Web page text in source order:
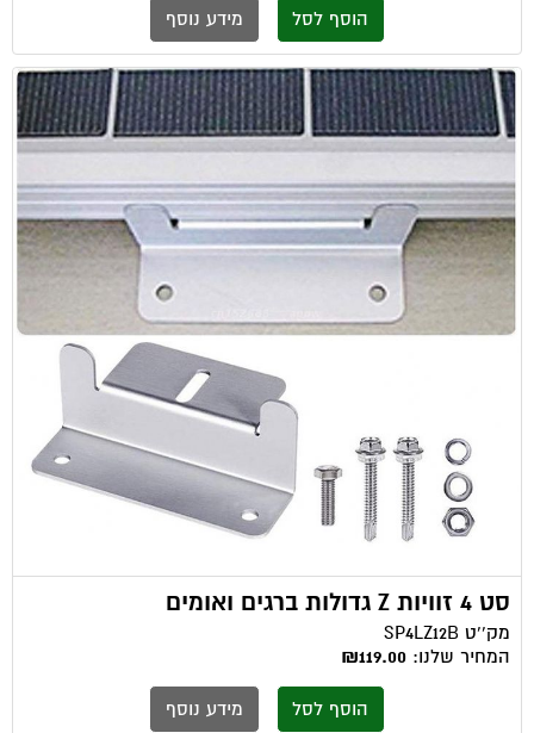
הוסף לסל מידע נוסף
סט 4 זוויות Z גדולות ברגים ואומים
מק''ט SP4LZ12B
המחיר שלנו: ₪119.00
הוסף לסל מידע נוסף